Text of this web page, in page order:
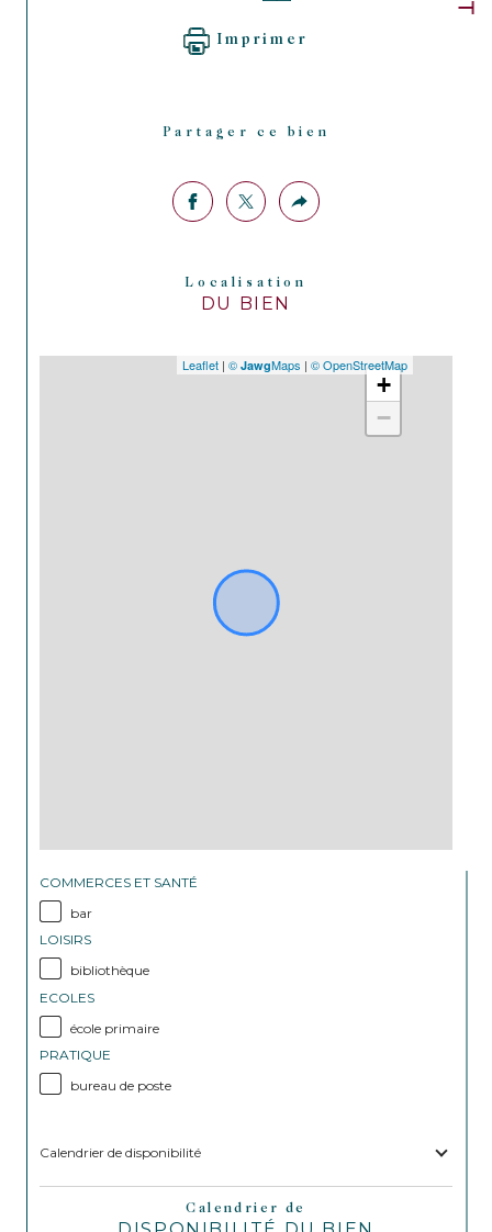
Imprimer
Partager ce bien
Localisation
DU BIEN
+
−
Leaflet | © JawgMaps | © OpenStreetMap
COMMERCES ET SANTÉ
bar
LOISIRS
bibliothèque
ECOLES
école primaire
PRATIQUE
bureau de poste
Calendrier de disponibilité
Calendrier de